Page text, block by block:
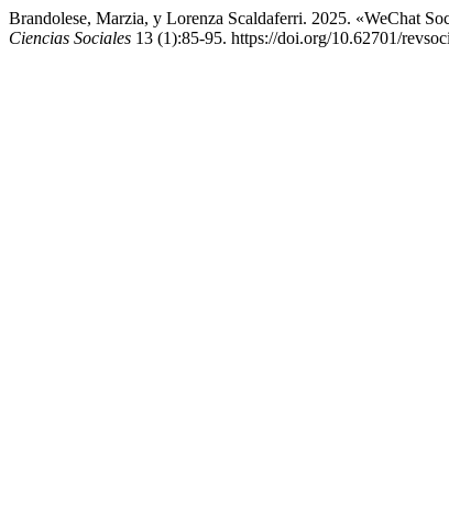
Brandolese, Marzia, y Lorenza Scaldaferri. 2025. «WeChat
Ciencias Sociales 13 (1):85-95. https://doi.org/10.62701/